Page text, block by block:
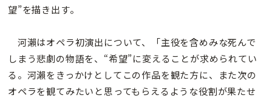
望”を描き出す。
河瀨はオペラ初演出について、「主役を含めみな死んで
しまう悲劇の物語を、“希望”に変えることが求められてい
る。河瀨をきっかけとしてこの作品を観た方に、また次の
オペラを観てみたいと思ってもらえるような役割が果たせ